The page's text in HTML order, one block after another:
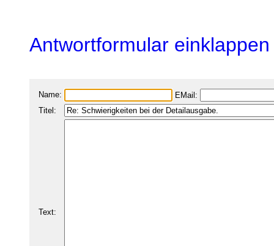
Antwortformular einklappen
Name:
EMail:
Titel:
Text: